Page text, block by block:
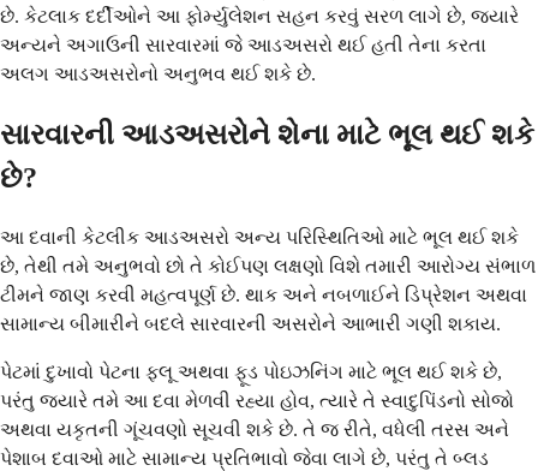
છે. કેટલાક દર્દીઓને આ ફોર્મ્યુલેશન સહન કરવું સરળ લાગે છે, જ્યારે
અન્યને અગાઉની સારવારમાં જે આડઅસરો થઈ હતી તેના કરતા
અલગ આડઅસરોનો અનુભવ થઈ શકે છે.
સારવારની આડઅસરોને શેના માટે ભૂલ થઈ શકે
છે?
આ દવાની કેટલીક આડઅસરો અન્ય પરિસ્થિતિઓ માટે ભૂલ થઈ શકે
છે, તેથી તમે અનુભવો છો તે કોઈપણ લક્ષણો વિશે તમારી આરોગ્ય સંભાળ
ટીમને જાણ કરવી મહત્વપૂર્ણ છે. થાક અને નબળાઈને ડિપ્રેશન અથવા
સામાન્ય બીમારીને બદલે સારવારની અસરોને આભારી ગણી શકાય.
પેટમાં દુખાવો પેટના ફ્લૂ અથવા ફૂડ પોઇઝનિંગ માટે ભૂલ થઈ શકે છે,
પરંતુ જ્યારે તમે આ દવા મેળવી રહ્યા હોવ, ત્યારે તે સ્વાદુપિંડનો સોજો
અથવા યકૃતની ગૂંચવણો સૂચવી શકે છે. તે જ રીતે, વધેલી તરસ અને
પેશાબ દવાઓ માટે સામાન્ય પ્રતિભાવો જેવા લાગે છે, પરંતુ તે બ્લડ